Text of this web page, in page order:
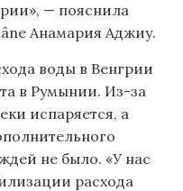
— пояснила
Анамария Аджиу.
воды в Венгрии
в Румынии. Из-за
испаряется, а
не было. «У нас
расхода